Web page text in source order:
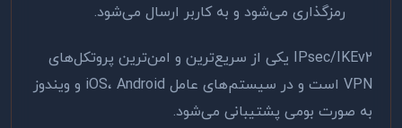
رمزگذاری می‌شود و به کاربر ارسال می‌شود.
IPsec/IKEv2 یکی از سریع‌ترین و امن‌ترین پروتکل‌های
VPN است و در سیستم‌های عامل iOS، Android و ویندوز
به صورت بومی پشتیبانی می‌شود.